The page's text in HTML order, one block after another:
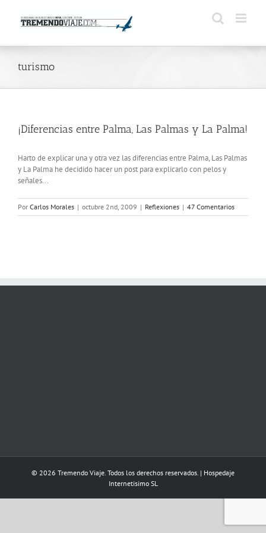
contenido
turismo
¡Diferencias entre Palma, Las Palmas y La Palma!
Harto de explicar una y otra vez las diferencias entre Palma, Las Palmas
y La Palma he decidido hacer un post para explicarlo con pelos y
señales...
Por Carlos Morales | octubre 2nd, 2009 | Reflexiones | 47 Comentarios
© 2026 Tremendo Viaje. Todos los derechos reservados. | Hospedaje
Internetisimo SL